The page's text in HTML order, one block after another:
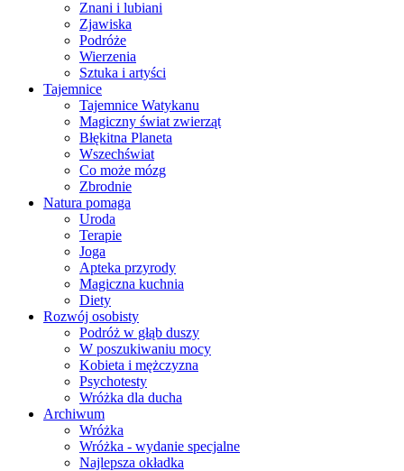
Znani i lubiani
Zjawiska
Podróże
Wierzenia
Sztuka i artyści
Tajemnice
Tajemnice Watykanu
Magiczny świat zwierząt
Błękitna Planeta
Wszechświat
Co może mózg
Zbrodnie
Natura pomaga
Uroda
Terapie
Joga
Apteka przyrody
Magiczna kuchnia
Diety
Rozwój osobisty
Podróż w głąb duszy
W poszukiwaniu mocy
Kobieta i mężczyzna
Psychotesty
Wróżka dla ducha
Archiwum
Wróżka
Wróżka - wydanie specjalne
Najlepsza okładka